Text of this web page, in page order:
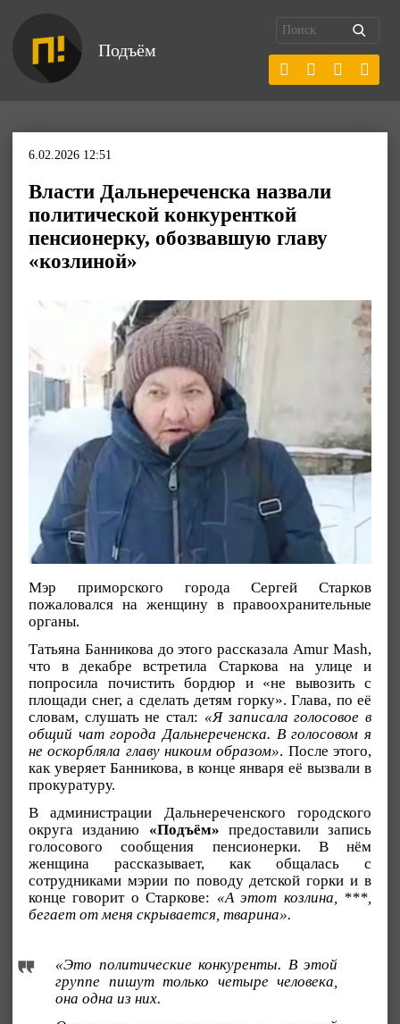
Подъём
6.02.2026 12:51
Власти Дальнереченска назвали
политической конкуренткой
пенсионерку, обозвавшую главу
«козлиной»
Мэр приморского города Сергей Старков
пожаловался на женщину в правоохранительные
органы.
Татьяна Банникова до этого рассказала Amur Mash,
что в декабре встретила Старкова на улице и
попросила почистить бордюр и «не вывозить с
площади снег, а сделать детям горку». Глава, по её
словам, слушать не стал: «Я записала голосовое в
общий чат города Дальнереченска. В голосовом я
не оскорбляла главу никоим образом». После этого,
как уверяет Банникова, в конце января её вызвали в
прокуратуру.
В администрации Дальнереченского городского
округа изданию «Подъём» предоставили запись
голосового сообщения пенсионерки. В нём
женщина рассказывает, как общалась с
сотрудниками мэрии по поводу детской горки и в
конце говорит о Старкове: «А этот козлина, ***,
бегает от меня скрывается, тварина».
«Это политические конкуренты. В этой
группе пишут только четыре человека,
она одна из них.